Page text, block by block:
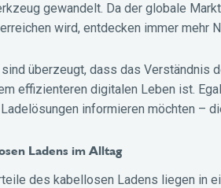
gewandelt. Da der globale
wird, entdecken immer
überzeugt, dass das
effizienteren digitalen Leben ist.
informieren möchten –
Ladens im Alltag
des kabellosen Ladens liegen in